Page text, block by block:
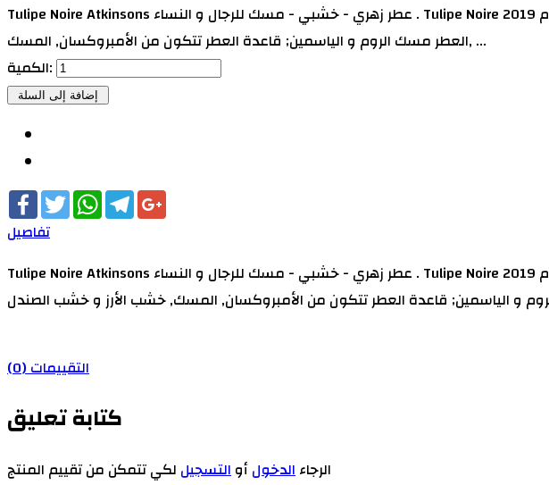
Tulipe Noire Atkinsons عطر زهري - خشبي - مسك للرجال و النساء . Tulipe Noire تم إصداره عام 2019. Fabrice Pellegrin قام بتوقيع هذا العطر. مقدمة العطر الراوند, البرغموت و الكزبرة; قلب
العطر مسك الروم و الياسمين; قاعدة العطر تتكون من الأمبروكسان, المسك, ...
الكمية:
Facebook
TwitterWhatsApp
Telegram
تفاصيل
Tulipe Noire Atkinsons عطر زهري - خشبي - مسك للرجال و النساء . Tulipe Noire تم إصداره عام 2019. Fabrice Pellegrin قام بتوقيع هذا العطر. مقدمة العطر الراوند, البرغموت و الكزبرة; قلب
التقييمات (0)
كتابة تعليق
الرجاءالدخولأوالتسجيل لكي تتمكن من تقييم المنتج